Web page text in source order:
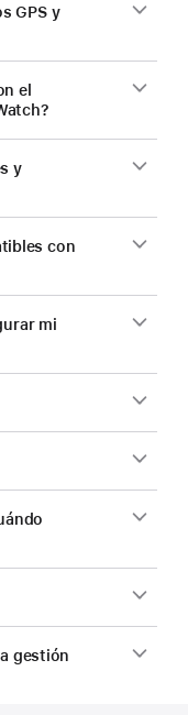
GPS y
el
y
con
mi
gestión